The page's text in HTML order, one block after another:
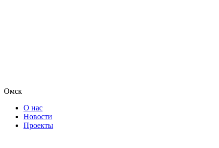
Омск
О нас
Новости
Проекты